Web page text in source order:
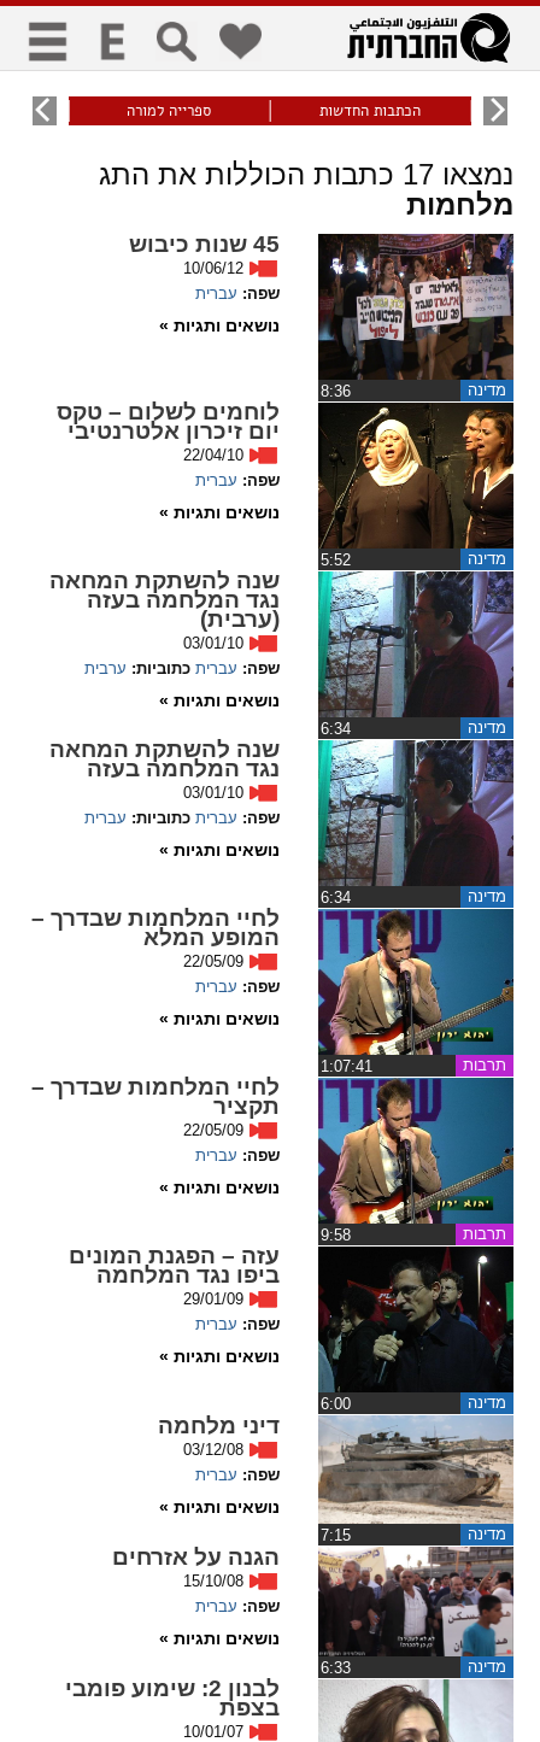
כללי
visibility_off
ביטול הבהובים
keyboard
ניווט מקלדת
title
סימון כותרות
זום
zoom_out
התרחק
zoom_in
גופנים
remove_circle_outline
Decrease font
Increase font
spellcheck
גופן קריא
ניגודיות צבעים
brightness_high
ניגודיות בהירה
brightness_low
ניגודיות כהה
קישורים
format_underlined
קו תחתי לקישורים
font_download
סימון קישורים
cached
ההגדרות
הכתבות החדשות ספרייה למורה עוני
נמצאו17 כתבות הכוללות את התג
מלחמות
מדינה
45 שנות כיבוש
10/06/12
שפה: עברית
נושאים ותגיות »
מדינה
לוחמים לשלום – טקס
יום זיכרון אלטרנטיבי
22/04/10
שפה: עברית
נושאים ותגיות »
מדינה
שנה להשתקת המחאה
נגד המלחמה בעזה
(ערבית)
03/01/10
שפה: עברית כתוביות: ערבית
נושאים ותגיות »
מדינה
שנה להשתקת המחאה
נגד המלחמה בעזה
03/01/10
שפה: עברית כתוביות: עברית
נושאים ותגיות »
תרבות
לחיי המלחמות שבדרך –
המופע המלא
22/05/09
שפה: עברית
נושאים ותגיות »
תרבות
לחיי המלחמות שבדרך –
תקציר
22/05/09
שפה: עברית
נושאים ותגיות »
מדינה
עזה – הפגנת המונים
ביפו נגד המלחמה
29/01/09
שפה: עברית
נושאים ותגיות »
מדינה
דיני מלחמה
03/12/08
שפה: עברית
נושאים ותגיות »
מדינה
הגנה על אזרחים
15/10/08
שפה: עברית
נושאים ותגיות »
לבנון 2: שימוע פומבי
בצפת
10/01/07